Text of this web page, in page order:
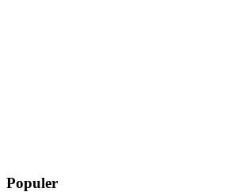
Populer